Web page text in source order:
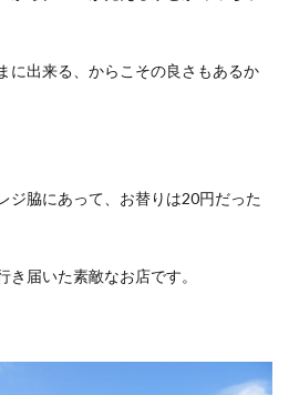
に出来る、からこその良さもあるか
ジ脇にあって、お替りは20円だった
届いた素敵なお店です。